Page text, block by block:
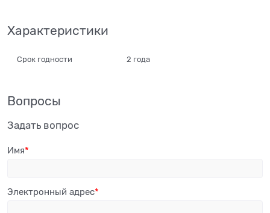
Характеристики
Срок годности 2 года
Вопросы
Задать вопрос
Имя
Электронный адрес